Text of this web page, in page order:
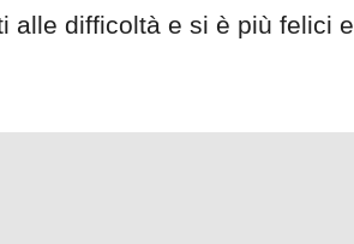
alle difficoltà e si è più felici e